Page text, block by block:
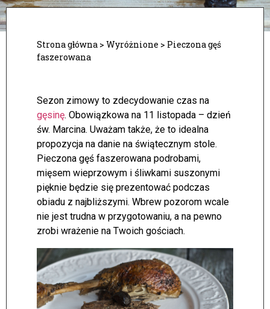
Strona główna > Wyróżnione > Pieczona gęś
faszerowana
Sezon zimowy to zdecydowanie czas na
gęsinę. Obowiązkowa na 11 listopada – dzień
św. Marcina. Uważam także, że to idealna
propozycja na danie na świątecznym stole.
Pieczona gęś faszerowana podrobami,
mięsem wieprzowym i śliwkami suszonymi
pięknie będzie się prezentować podczas
obiadu z najbliższymi. Wbrew pozorom wcale
nie jest trudna w przygotowaniu, a na pewno
zrobi wrażenie na Twoich gościach.